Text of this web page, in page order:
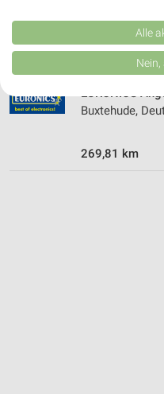
261,95 km
EURONICS
Buxtehude,
269,81 km
Kombinationen von Daten aus
Verbesserung der Angebote.
von Inhalten.
Daten können außerhalb der
Website/App.
Partnerliste anzeigen (1 IAB-
IAB-Verarbeitungszwecke:
Alle